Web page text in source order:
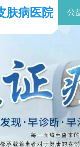
肤病医院 公